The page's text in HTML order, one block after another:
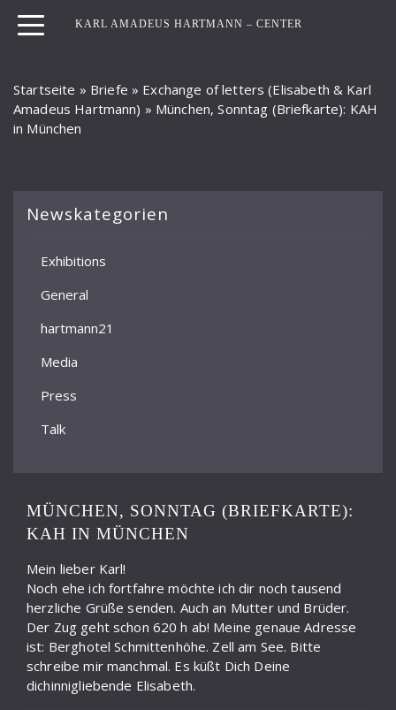
KARL AMADEUS HARTMANN – CENTER
Startseite » Briefe » Exchange of letters (Elisabeth & Karl
Amadeus Hartmann) » München, Sonntag (Briefkarte): KAH
in München
Newskategorien
Exhibitions
General
hartmann21
Media
Press
Talk
MÜNCHEN, SONNTAG (BRIEFKARTE):
KAH IN MÜNCHEN
Mein lieber Karl!
Noch ehe ich fortfahre möchte ich dir noch tausend
herzliche Grüße senden. Auch an Mutter und Brüder.
Der Zug geht schon 620 h ab! Meine genaue Adresse
ist: Berghotel Schmittenhöhe. Zell am See. Bitte
schreibe mir manchmal. Es küßt Dich Deine
dichinnigliebende Elisabeth.